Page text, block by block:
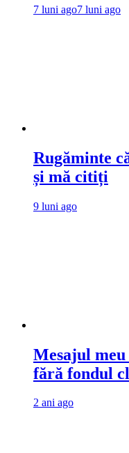
7 luni ago7 luni ago
Rugăminte
și mă citiți
9 luni ago
Mesajul meu
fără fondul
2 ani ago